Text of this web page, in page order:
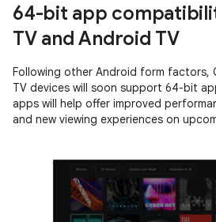
64-bit app
TV and Android TV
Following other Android form factors,
TV devices will soon support 64-bit
apps will help offer improved
and new viewing experiences on